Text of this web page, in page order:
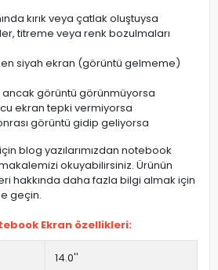
kırık veya çatlak oluştuysa
titreme veya renk bozulmaları
siyah ekran (görüntü gelmeme)
ancak görüntü görünmüyorsa
ekran tepki vermiyorsa
görüntü gidip geliyorsa
için blog yazılarımızdan notebook
okuyabilirsiniz. Ürünün
hakkında daha fazla bilgi almak için
geçin.
Ekran özellikleri:
14.0''